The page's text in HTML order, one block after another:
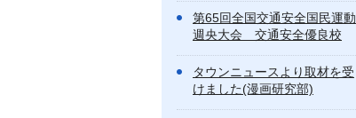
第65回全国交通安全国民運動
週央大会 交通安全優良校
タウンニュースより取材を受
けました(漫画研究部)